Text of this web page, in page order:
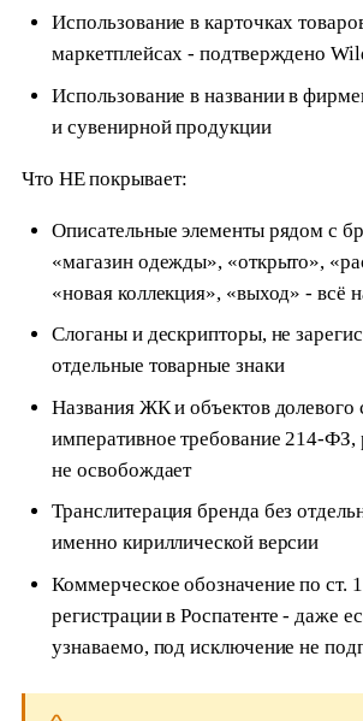
Использование в карточках
маркетплейсах - подтверждено
Использование в названии в
и сувенирной продукции
Что НЕ покрывает:
Описательные элементы рядом с
«магазин одежды», «открыто»,
«новая коллекция», «выход» - всё
Слоганы и дескрипторы, не
отдельные товарные знаки
Названия ЖК и объектов долевого
императивное требование 214-ФЗ,
не освобождает
Транслитерация бренда без
именно кириллической версии
Коммерческое обозначение по ст.
регистрации в Роспатенте - даже
узнаваемо, под исключение не